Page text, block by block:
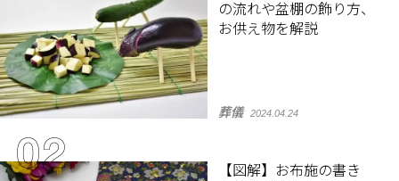
の流れや盆棚の飾り方、
お供え物を解説
葬儀 2024.04.24
【図解】お布施の書き